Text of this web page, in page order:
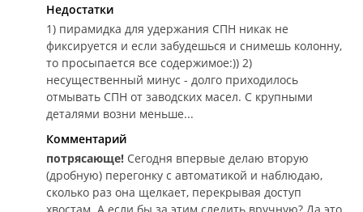
Недостатки
1) пирамидка для удержания СПН никак не
фиксируется и если забудешься и снимешь колонну,
то просыпается все содержимое:)) 2)
несущественный минус - долго приходилось
отмывать СПН от заводских масел. С крупными
деталями возни меньше...
Комментарий
потрясающе! Сегодня впервые делаю вторую
(дробную) перегонку с автоматикой и наблюдаю,
сколько раз она щелкает, перекрывая доступ